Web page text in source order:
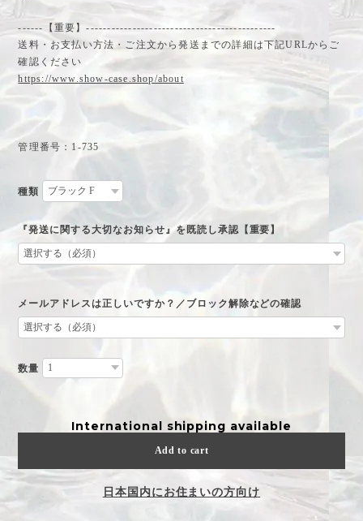
------【重要】---------------------------------------------
送料・お支払い方法・ご注文から発送までの詳細は下記URLからご
確認ください
https://www.show-case.shop/about
管理番号：1-735
種類
『発送に関する大切なお知らせ』を既読し承認【重要】
メールアドレスは正しいですか？／ブロック解除などの確認
数量
International shipping available
Add to cart
日本国内にお住まいの方向け